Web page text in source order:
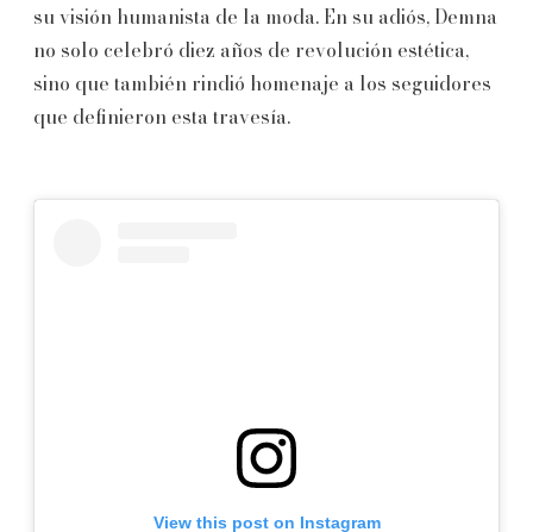
su visión humanista de la moda. En su adiós, Demna
no solo celebró diez años de revolución estética,
sino que también rindió homenaje a los seguidores
que definieron esta travesía.
View this post on Instagram